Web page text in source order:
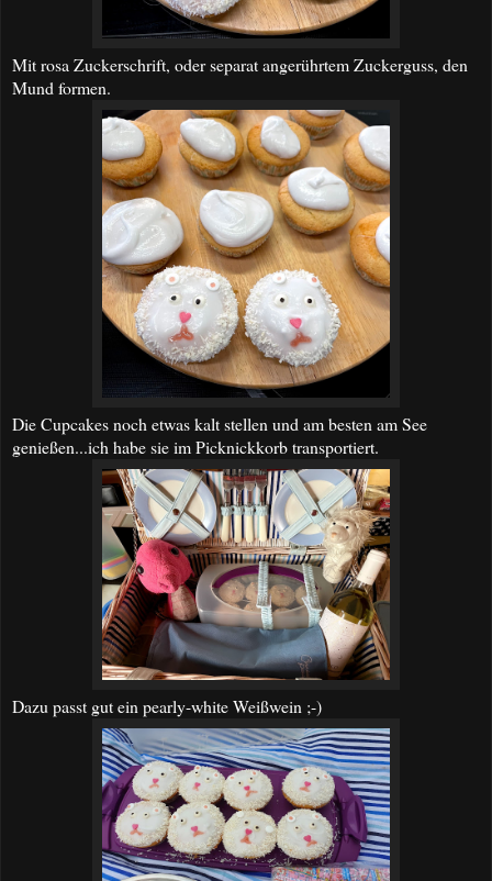
Mit rosa Zuckerschrift, oder separat angerührtem Zuckerguss, den
Mund formen.
Die Cupcakes noch etwas kalt stellen und am besten am See
genießen...ich habe sie im Picknickkorb transportiert.
Dazu passt gut ein pearly-white Weißwein ;-)